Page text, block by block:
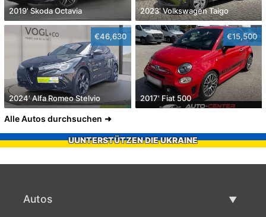
2019' Skoda Octavia 2023' Volkswagen Taigo
€46,630
2024' Alfa Romeo Stelvio
€15,500
2017' Fiat 500
Alle Autos durchsuchen
UUNTERSTÜTZEN DIE UKRAINE
Autos